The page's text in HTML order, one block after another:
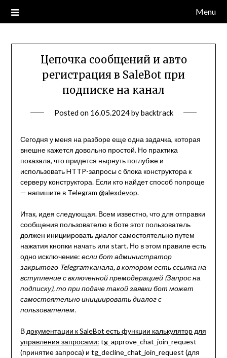
Menu
Цепочка сообщений и авто
регистрация в SaleBot при
подписке на канал
Posted on 16.05.2024bybacktrack
Сегодня у меня на разборе еще одна задачка, которая
внешне кажется довольно простой. Но практика
показала, что придется нырнуть поглубже и
использовать HTTP-запросы с блока конструктора к
серверу конструктора. Если кто найдет способ попроще
— напишите в Telegram @alexdevop.
Итак, идея следующая. Всем известно, что для отправки
сообщения пользователю в боте этот пользователь
должен инициировать диалог самостоятельно путем
нажатия кнопки начать или start. Но в этом правиле есть
одно исключение: если бот администратор
закрытого Telegram канала, в котором есть ссылка на
вступление с включенной премодерацией (Запрос на
подписку), то при подаче такой заявки бот может
самостоятельно инициировать диалог с
пользователем.
В документации к SaleBot есть функции калькулятор для
управления запросами: tg_approve_chat_join_request
(принятие запроса) и tg_decline_chat_join_request (для